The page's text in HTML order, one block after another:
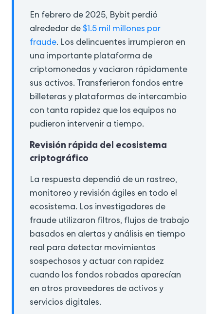
En febrero de 2025, Bybit perdió
alrededor de $1.5 mil millones por
fraude. Los delincuentes irrumpieron en
una importante plataforma de
criptomonedas y vaciaron rápidamente
sus activos. Transferieron fondos entre
billeteras y plataformas de intercambio
con tanta rapidez que los equipos no
pudieron intervenir a tiempo.
Revisión rápida del ecosistema
criptográfico
La respuesta dependió de un rastreo,
monitoreo y revisión ágiles en todo el
ecosistema. Los investigadores de
fraude utilizaron filtros, flujos de trabajo
basados en alertas y análisis en tiempo
real para detectar movimientos
sospechosos y actuar con rapidez
cuando los fondos robados aparecían
en otros proveedores de activos y
servicios digitales.